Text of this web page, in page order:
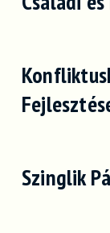
Szinglik